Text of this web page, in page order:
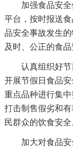
加强食品安
平台，按时报送
品安全事故发生
及时、公正的食
认真组织好
开展节假日食品
重点品种进行集
打击制售假劣和
民群众的饮食安全
加大对食品